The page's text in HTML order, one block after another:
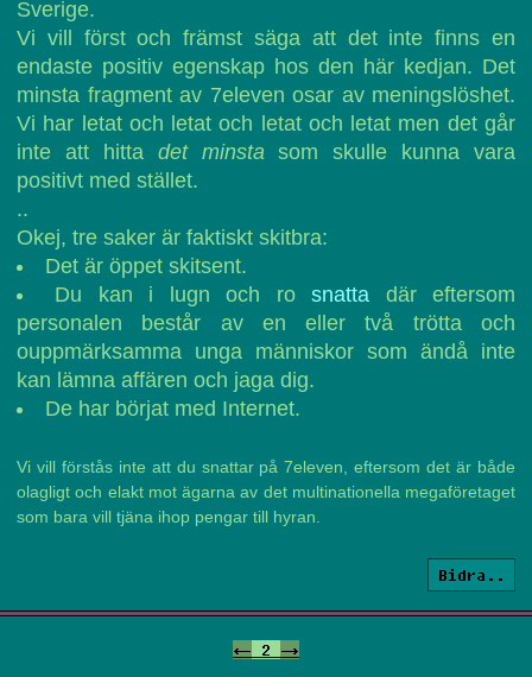
Sverige.
Vi vill först och främst säga att det inte finns en
endaste positiv egenskap hos den här kedjan. Det
minsta fragment av 7eleven osar av meningslöshet.
Vi har letat och letat och letat och letat men det går
inte att hitta det minstasom skulle kunna vara
positivt med stället.
..
Okej, tre saker är faktiskt skitbra:
Det är öppet skitsent.
Du kan i lugn och rosnatta där eftersom
personalen består av en eller två trötta och
ouppmärksamma unga människor som ändå inte
kan lämna affären och jaga dig.
De har börjat med Internet.
Vi vill förstås inte att du snattar på 7eleven, eftersom det är både
olagligt och elakt mot ägarna av det multinationella megaföretaget
som bara vill tjäna ihop pengar till hyran.
Bidra..
<- 2 ->